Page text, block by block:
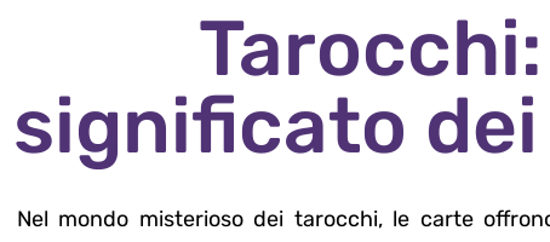
significato
Nel mondo misterioso dei tarocchi, le carte